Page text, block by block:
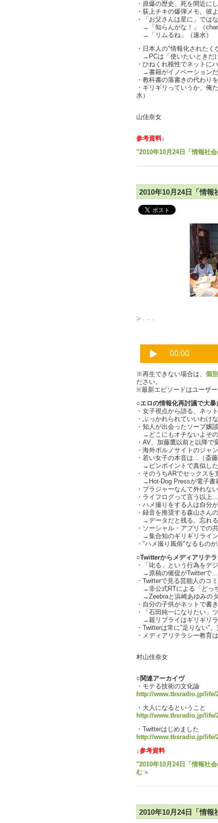
・原爆の歴史、死を間近に
・荻上チキの爆弾メモ。彼
・「お父さんは星に」では
→「知らんがな！」（
→「リムるね」（速水）
・日本人の"情報化されたく
→PCは「使いたいときだ
・ひねくれ根性でネットに
→書籍がイノベーション
・教科書の落書きの代わり
・ギリギリっていうか、俺
水）
山佳奈女
参考資料↓
"2010年10月24日「情報社
2010年10月24日「情
ン．．．
※再生できない場合は、 個
ださい。
※最新エピソードはユーザ
○エロの情報化再討議で大
・女子視点から語る、ネッ
・ぶっかれられていいわけ
・知人が出会ったソープ嬢
→どこにもオチないよそ
・AV、加藤鷹以前と以降
・海外ポルノサイトのジャ
・若い女子の本音は...（斎
→ピンポイントで真似し
・そのうちARでセックス
→Hot-Dog Pressが電子書
・ブラジャーなんて外れな
・ライフログって言う以上
・ハメ撮りをする人は自分
・録音を推奨する森山さん
→データだと残る。忘れ
・ソーシャル・アプリでの
→集合知のギリギリライ
・"ハメ撮り風俗"なるもの
○Twitterからメディアリテ
・「叱る」という行為をデ
→原稿の催促がTwitterで...
・Twitterで見る芸能人のコ
→非公式RTによる「どっ
→Zeebraと浜崎あゆみの
・自分の子供がネットで書
・「石田純一になりたい」
→親リプライはギリギリ
・Twitterは常に"足りない"
・メディアリテラシー教育
村山佳奈女
○関連アーカイヴ
・モテる技術の文化論
http://www.tbsradio.jp/life/
・大人になるということ
http://www.tbsradio.jp/life/
・Twitterはじめました
http://www.tbsradio.jp/life/
↓参考資料
"2010年10月24日「情報社
む »
2010年10月24日「情